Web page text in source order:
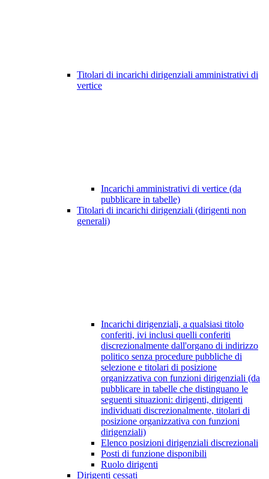
Titolari di incarichi dirigenziali amministrativi di
vertice
Incarichi amministrativi di vertice (da
pubblicare in tabelle)
Titolari di incarichi dirigenziali (dirigenti non
generali)
Incarichi dirigenziali, a qualsiasi titolo
conferiti, ivi inclusi quelli conferiti
discrezionalmente dall'organo di indirizzo
politico senza procedure pubbliche di
selezione e titolari di posizione
organizzativa con funzioni dirigenziali (da
pubblicare in tabelle che distinguano le
seguenti situazioni: dirigenti, dirigenti
individuati discrezionalmente, titolari di
posizione organizzativa con funzioni
dirigenziali)
Elenco posizioni dirigenziali discrezionali
Posti di funzione disponibili
Ruolo dirigenti
Dirigenti cessati